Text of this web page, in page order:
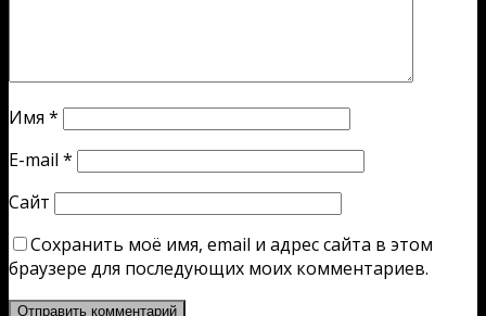
Имя *
E-mail *
Сайт
Сохранить моё имя, email и адрес сайта в этом
браузере для последующих моих комментариев.